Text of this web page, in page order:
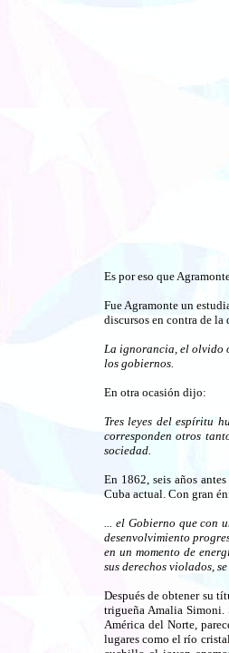
Es por eso que
Fue Agramonte un
discursos en contra de la
La ignorancia, el olvido
los gobiernos.
En otra ocasión dijo:
Tres leyes del espíritu
corresponden otros
sociedad.
En 1862, seis años
Cuba actual. Con gran
... el Gobierno que
desenvolvimiento
en un momento de
sus derechos violados,
Después de obtener su
trigueña Amalia Simoni.
América del Norte,
lugares como el río